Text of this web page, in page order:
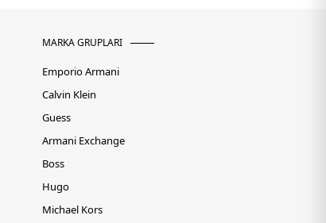
MARKA GRUPLARI
Emporio Armani
Calvin Klein
Guess
Armani Exchange
Boss
Hugo
Michael Kors